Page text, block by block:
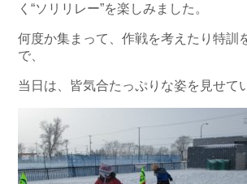
く“ソリリレー”を楽しみました。
何度か集まって、作戦を考えたり特訓
で、
当日は、皆気合たっぷりな姿を見せて